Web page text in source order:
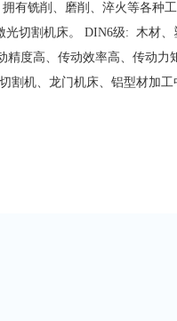
有铣削、磨削、淬火等各种
切割机床。 DIN6级: 木材、
度高、传动效率高、传动力
割机、龙门机床、铝型材加